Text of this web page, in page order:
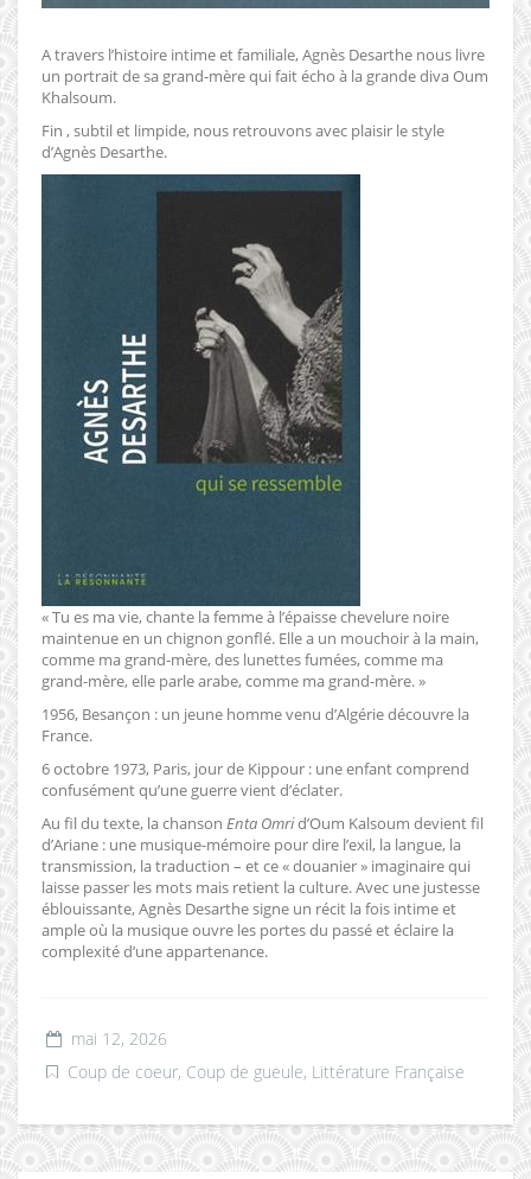
A travers l’histoire intime et familiale, Agnès Desarthe nous livre
un portrait de sa grand-mère qui fait écho à la grande diva Oum
Khalsoum.
Fin , subtil et limpide, nous retrouvons avec plaisir le style
d’Agnès Desarthe.
« Tu es ma vie, chante la femme à l’épaisse chevelure noire
maintenue en un chignon gonflé. Elle a un mouchoir à la main,
comme ma grand-mère, des lunettes fumées, comme ma
grand-mère, elle parle arabe, comme ma grand-mère. »
1956, Besançon : un jeune homme venu d’Algérie découvre la
France.
6 octobre 1973, Paris, jour de Kippour : une enfant comprend
confusément qu’une guerre vient d’éclater.
Au fil du texte, la chanson Enta Omrid’Oum Kalsoum devient fil
d’Ariane : une musique-mémoire pour dire l’exil, la langue, la
transmission, la traduction – et ce « douanier » imaginaire qui
laisse passer les mots mais retient la culture. Avec une justesse
éblouissante, Agnès Desarthe signe un récit la fois intime et
ample où la musique ouvre les portes du passé et éclaire la
complexité d’une appartenance.
mai 12, 2026
Coup de coeur, Coup de gueule, Littérature Française